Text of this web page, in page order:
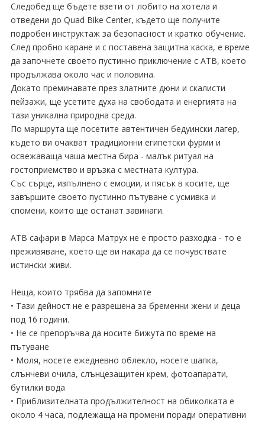
Следобед ще бъдете взети от лобито на хотела и
отведени до Quad Bike Center, където ще получите
подробен инструктаж за безопасност и кратко обучение.
След пробно каране и с поставена защитна каска, е време
да започнете своето пустинно приключение с АТВ, което
продължава около час и половина.
Докато преминавате през златните дюни и скалисти
пейзажи, ще усетите духа на свободата и енергията на
тази уникална природна среда.
По маршрута ще посетите автентичен бедуински лагер,
където ви очакват традиционни египетски фурми и
освежаваща чаша местна бира - малък ритуал на
гостоприемство и връзка с местната култура.
Със сърце, изпълнено с емоции, и пясък в косите, ще
завършите своето пустинно пътуване с усмивка и
спомени, които ще останат завинаги.
АТВ сафари в Марса Матрух не е просто разходка - то е
преживяване, което ще ви накара да се почувствате
истински живи.
Неща, които трябва да запомните
• Тази дейност не е разрешена за бременни жени и деца
под 16 години.
• Не се препоръчва да носите бижута по време на
пътуване
• Моля, носете ежедневно облекло, носете шапка,
слънчеви очила, слънцезащитен крем, фотоапарати,
бутилки вода
• Приблизителната продължителност на обиколката е
около 4 часа, подлежаща на промени поради оперативни